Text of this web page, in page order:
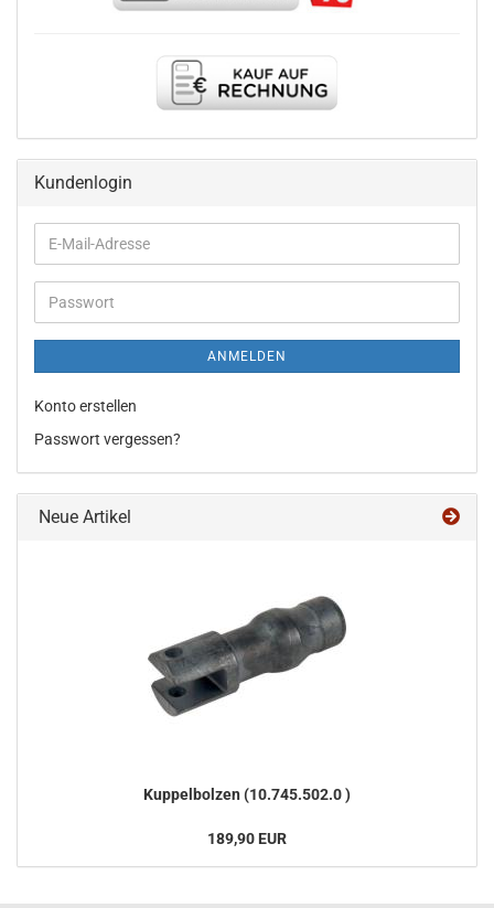
Kundenlogin
E-
Mail-
Adresse
Passwort
ANMELDEN
Konto erstellen
Passwort vergessen?
Neue Artikel
Kup­pel­bol­zen (10.745.502.0 )
189,90 EUR